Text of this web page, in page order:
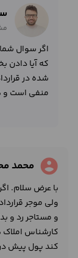
اگر سوال
که آیا دادن
شده در
منفی است و
account_circle محمد
با عرض سلام.
ولی موجر
و مستاجر رد و
کارشناس
کند پول پیش